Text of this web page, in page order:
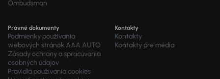
Ombudsman
Právné dokumenty
Podmienky používania
webových stránok AAA AUTO
Zásady ochrany a spracúvania
osobných údajov
Pravidlá používania cookies
Kontakty
Kontakty
Kontakty pre média